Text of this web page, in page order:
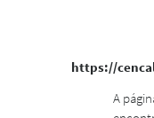
https://
A